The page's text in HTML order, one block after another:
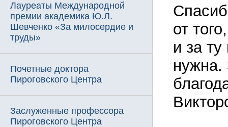
Лауреаты Международной
премии академика Ю.Л.
Шевченко «За милосердие и
труды»
Почетные доктора
Пироговского Центра
Заслуженные профессора
Пироговского Центра
от
и за
нужна.